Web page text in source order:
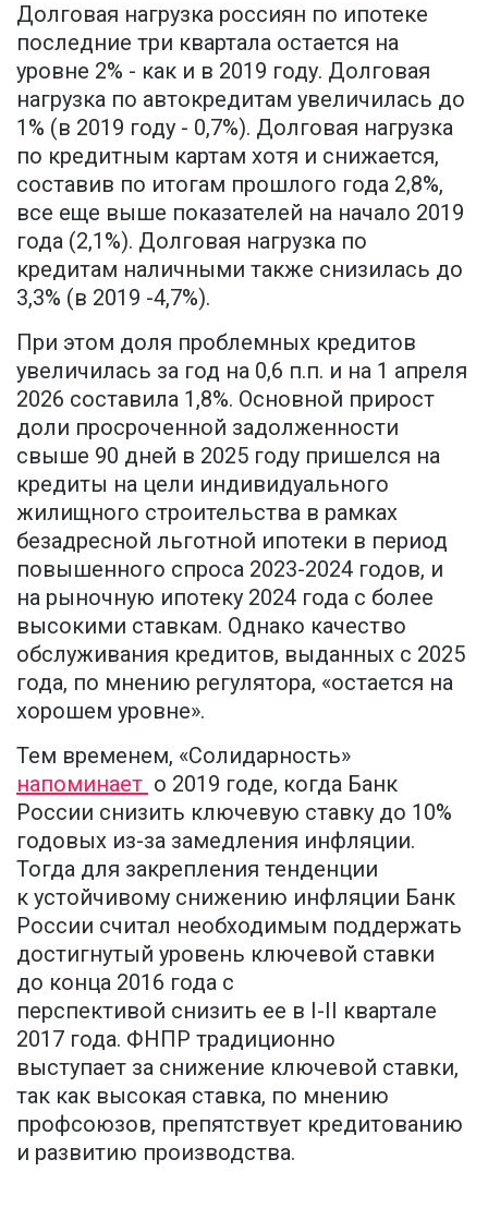
Долговая нагрузка россиян по ипотеке
последние три квартала остается на
уровне 2% - как и в 2019 году. Долговая
нагрузка по автокредитам увеличилась до
1% (в 2019 году - 0,7%). Долговая нагрузка
по кредитным картам хотя и снижается,
составив по итогам прошлого года 2,8%,
все еще выше показателей на начало 2019
года (2,1%). Долговая нагрузка по
кредитам наличными также снизилась до
3,3% (в 2019 -4,7%).
При этом доля проблемных кредитов
увеличилась за год на 0,6 п.п. и на 1 апреля
2026 составила 1,8%. Основной прирост
доли просроченной задолженности
свыше 90 дней в 2025 году пришелся на
кредиты на цели индивидуального
жилищного строительства в рамках
безадресной льготной ипотеки в период
повышенного спроса 2023-2024 годов, и
на рыночную ипотеку 2024 года с более
высокими ставкам. Однако качество
обслуживания кредитов, выданных с 2025
года, по мнению регулятора, «остается на
хорошем уровне».
Тем временем, «Солидарность»
напоминает о 2019 годе, когда Банк
России снизить ключевую ставку до 10%
годовых из-за замедления инфляции.
Тогда для закрепления тенденции
к устойчивому снижению инфляции Банк
России считал необходимым поддержать
достигнутый уровень ключевой ставки
до конца 2016 года с
перспективой снизить ее в I-II квартале
2017 года. ФНПР традиционно
выступает за снижение ключевой ставки,
так как высокая ставка, по мнению
профсоюзов, препятствует кредитованию
и развитию производства.